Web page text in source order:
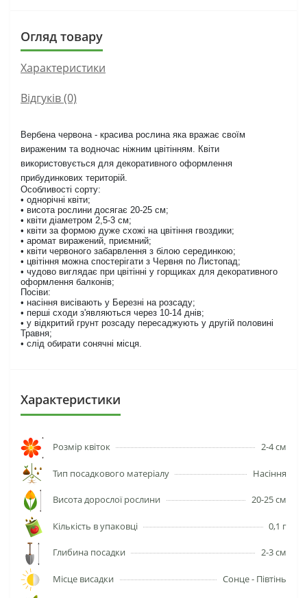
Огляд товару
Характеристики
Відгуків (0)
Вербена червона - красива рослина яка вражає своїм
вираженим та водночас ніжним цвітінням. Квіти
використовується для декоративного оформлення
прибудинкових територій.
Особливості сорту:
• однорічні квіти;
• висота рослини досягає 20-25 см;
• квіти діаметром 2,5-3 см;
• квіти за формою дуже схожі на цвітіння гвоздики;
• аромат виражений, приємний;
• квіти червоного забарвлення з білою серединкою;
• цвітіння можна спостерігати з Червня по Листопад;
• чудово виглядає при цвітінні у горщиках для декоративного
оформлення балконів;
Посіви:
• насіння висівають у Березні на розсаду;
• перші сходи з'являються через 10-14 днів;
• у відкритий грунт розсаду пересаджують у другій половині
Травня;
• слід обирати сонячні місця.
Характеристики
Розмір квіток 2-4 см
Тип посадкового матеріалу Насіння
Висота дорослої рослини 20-25 см
Кількість в упаковці 0,1 г
Глибина посадки 2-3 см
Місце висадки Сонце - Півтінь